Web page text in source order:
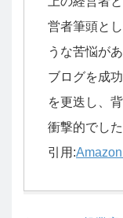
営者筆頭と
うな苦悩が
ブログを成
を更迭し、
衝撃的でした
引用: